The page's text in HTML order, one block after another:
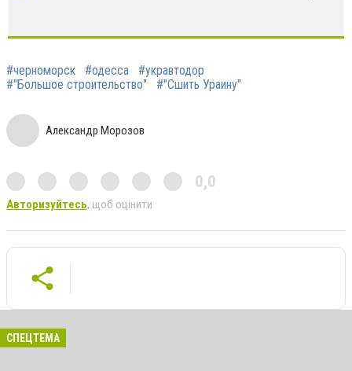
#черноморск #одесса
#укравтодор
#"Большое строительство"
#"Сшить Ураину"
Александр Морозов
0,0
Авторизуйтесь, щоб оцінити
СПЕЦТЕМА